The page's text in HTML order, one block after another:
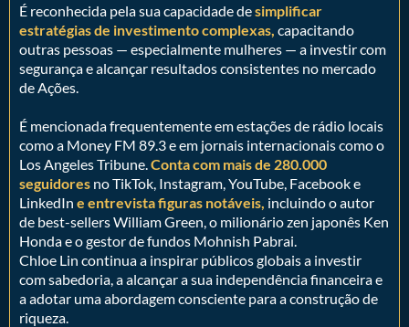
É reconhecida pela sua capacidade desimplificar
estratégias de investimento complexas, capacitando
outras pessoas — especialmente mulheres — a investir com
segurança e alcançar resultados consistentes no mercado
de Ações.
É mencionada frequentemente em estações de rádio locais
como a Money FM 89.3 e em jornais internacionais como o
Los Angeles Tribune. Conta com mais de 280.000
seguidores no TikTok, Instagram, YouTube, Facebook e
LinkedIn e entrevista figuras notáveis, incluindo o autor
de best-sellers William Green, o milionário zen japonês Ken
Honda e o gestor de fundos Mohnish Pabrai.
Chloe Lin continua a inspirar públicos globais a investir
com sabedoria, a alcançar a sua independência financeira e
a adotar uma abordagem consciente para a construção de
riqueza.